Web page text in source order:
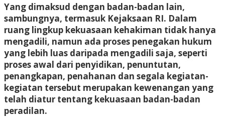
Yang dimaksud dengan badan-badan lain,
sambungnya, termasuk Kejaksaan RI. Dalam
ruang lingkup kekuasaan kehakiman tidak hanya
mengadili, namun ada proses penegakan hukum
yang lebih luas daripada mengadili saja, seperti
proses awal dari penyidikan, penuntutan,
penangkapan, penahanan dan segala kegiatan-
kegiatan tersebut merupakan kewenangan yang
telah diatur tentang kekuasaan badan-badan
peradilan.